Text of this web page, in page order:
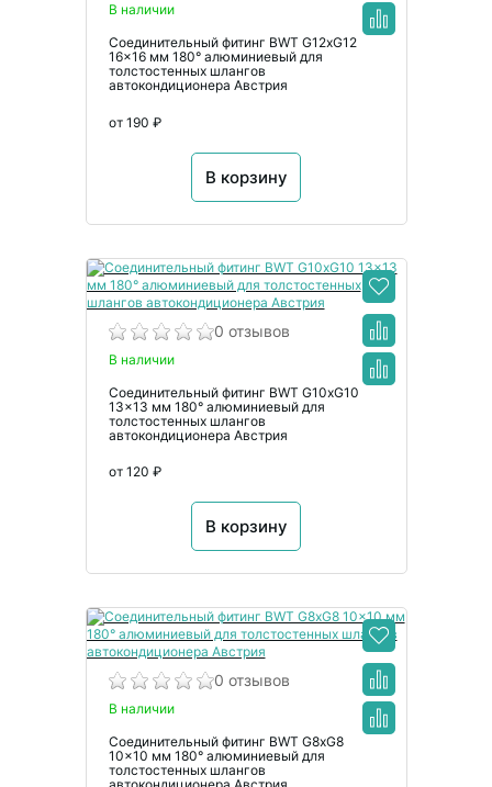
В наличии
Соединительный фитинг BWT G12xG12
16x16 мм 180° алюминиевый для
толстостенных шлангов
автокондиционера Австрия
от 190 ₽
В корзину
0 отзывов
В наличии
Соединительный фитинг BWT G10xG10
13x13 мм 180° алюминиевый для
толстостенных шлангов
автокондиционера Австрия
от 120 ₽
В корзину
0 отзывов
В наличии
Соединительный фитинг BWT G8xG8
10x10 мм 180° алюминиевый для
толстостенных шлангов